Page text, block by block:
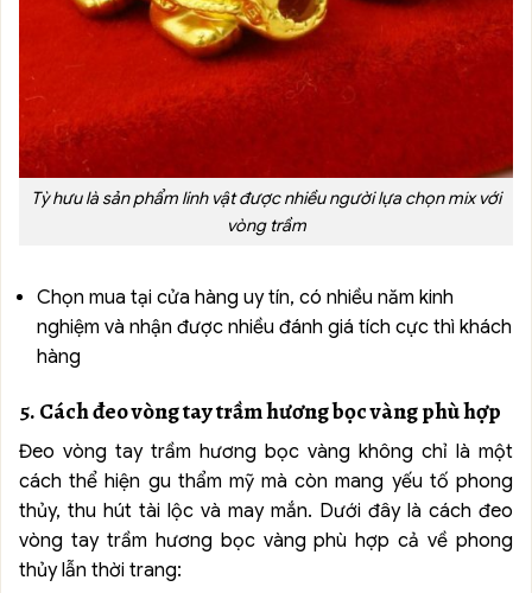
Tỳ hưu là sản phẩm linh vật được nhiều người lựa chọn mix với
vòng trầm
Chọn mua tại cửa hàng uy tín, có nhiều năm kinh
nghiệm và nhận được nhiều đánh giá tích cực thì khách
hàng
5. Cách đeo vòng tay trầm hương bọc vàng phù hợp
Đeo vòng tay trầm hương bọc vàng không chỉ là một
cách thể hiện gu thẩm mỹ mà còn mang yếu tố phong
thủy, thu hút tài lộc và may mắn. Dưới đây là cách đeo
vòng tay trầm hương bọc vàng phù hợp cả về phong
thủy lẫn thời trang: